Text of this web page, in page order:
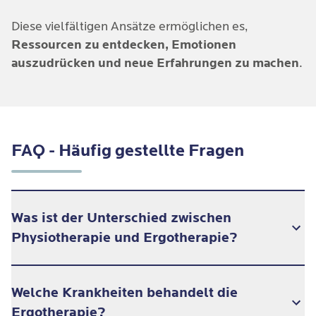
Diese vielfältigen Ansätze ermöglichen es,
Ressourcen zu entdecken, Emotionen
auszudrücken und neue Erfahrungen zu machen.
FAQ - Häufig gestellte Fragen
Was ist der Unterschied zwischen
Physiotherapie und Ergotherapie?
Physiotherapie und Ergotherapie verfolgen
unterschiedliche, aber sich ergänzende Ansätze:
Welche Krankheiten behandelt die